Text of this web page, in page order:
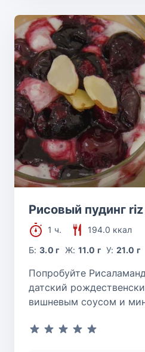
Рисовый пудинг riz
1 ч.
194.0 ккал
Б:3.0 г Ж: 11.0 г У:21.0 г
Попробуйте
датский
вишневым соусом и